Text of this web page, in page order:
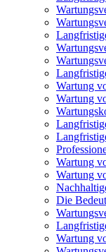
Wartung
Wartung
Wartung
Wartung
Die
Wartung